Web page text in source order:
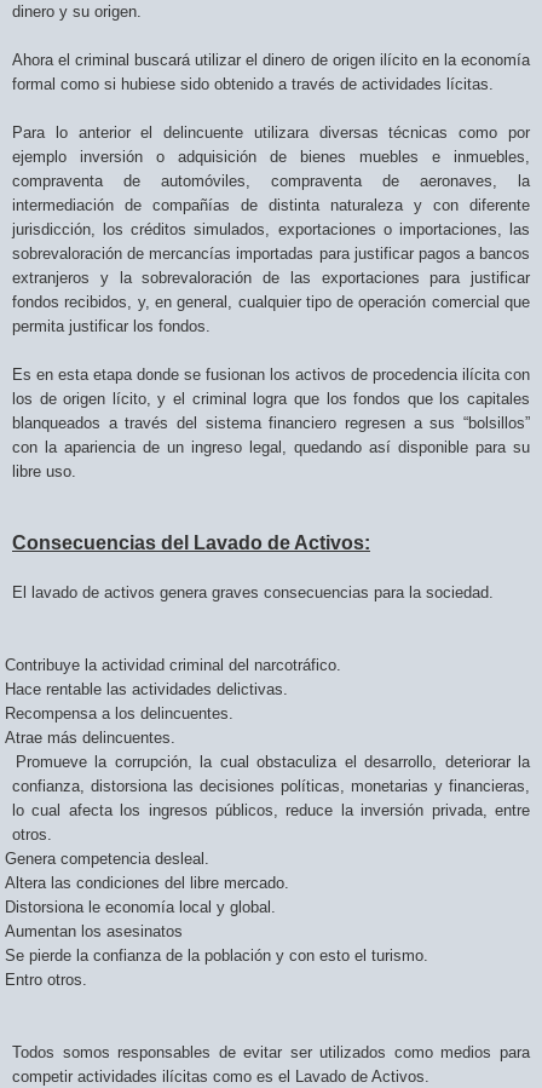
dinero y su origen.
Ahora el criminal buscará utilizar el dinero de origen ilícito en la economía
formal como si hubiese sido obtenido a través de actividades lícitas.
Para lo anterior el delincuente utilizara diversas técnicas como por
ejemplo inversión o adquisición de bienes muebles e inmuebles,
compraventa de automóviles, compraventa de aeronaves, la
intermediación de compañías de distinta naturaleza y con diferente
jurisdicción, los créditos simulados, exportaciones o importaciones, las
sobrevaloración de mercancías importadas para justificar pagos a bancos
extranjeros y la sobrevaloración de las exportaciones para justificar
fondos recibidos, y, en general, cualquier tipo de operación comercial que
permita justificar los fondos.
Es en esta etapa donde se fusionan los activos de procedencia ilícita con
los de origen lícito, y el criminal logra que los fondos que los capitales
blanqueados a través del sistema financiero regresen a sus “bolsillos”
con la apariencia de un ingreso legal, quedando así disponible para su
libre uso.
Consecuencias del Lavado de Activos:
El lavado de activos genera graves consecuencias para la sociedad.
Contribuye la actividad criminal del narcotráfico.
Hace rentable las actividades delictivas.
Recompensa a los delincuentes.
Atrae más delincuentes.
Promueve la corrupción, la cual obstaculiza el desarrollo, deteriorar la
confianza, distorsiona las decisiones políticas, monetarias y financieras,
lo cual afecta los ingresos públicos, reduce la inversión privada, entre
otros.
Genera competencia desleal.
Altera las condiciones del libre mercado.
Distorsiona le economía local y global.
Aumentan los asesinatos
Se pierde la confianza de la población y con esto el turismo.
Entro otros.
Todos somos responsables de evitar ser utilizados como medios para
competir actividades ilícitas como es el Lavado de Activos.